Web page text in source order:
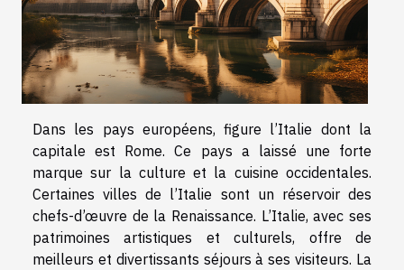
Dans les pays européens, figure l’Italie dont la
capitale est Rome. Ce pays a laissé une forte
marque sur la culture et la cuisine occidentales.
Certaines villes de l’Italie sont un réservoir des
chefs-d’œuvre de la Renaissance. L’Italie, avec ses
patrimoines artistiques et culturels, offre de
meilleurs et divertissants séjours à ses visiteurs. La